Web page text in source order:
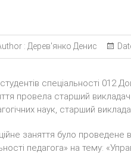
: Дерев'янко Денис
спеціальності 012
провела старший
наук, старший
заняття було проведене
педагога» на тему: